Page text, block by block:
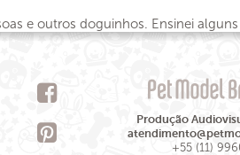
e outros doguinhos. Ensinei
Produção
+55 (11)